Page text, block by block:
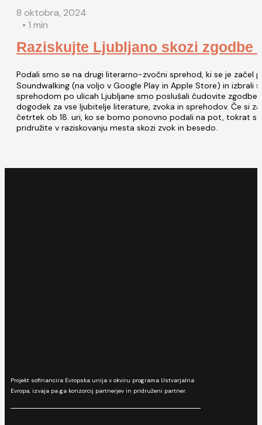
8 oktobra, 2024
• 1 min
Raziskujte Ljubljano skozi zgodbe
Podali smo se na drugi literarno-zvočni sprehod, ki se je začel
Soundwalking (na voljo v Google Play in Apple Store) in izbrali
sprehodom po ulicah Ljubljane smo poslušali čudovite zgodbe,
dogodek za vse ljubitelje literature, zvoka in sprehodov. Če si
četrtek ob 18. uri, ko se bomo ponovno podali na pot, tokrat s
pridružite v raziskovanju mesta skozi zvok in besedo.
Projekt sofinancira Evropska unija v okviru programa Ustvarjalna
Evropa, izvaja pa ga konzorcij partnerjev in pridruženi partner.